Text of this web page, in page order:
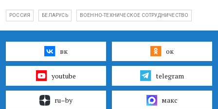
РОССИЯ БЕЛАРУСЬ ВОЕННО-ТЕХНИЧЕСКОЕ СОТРУДНИЧЕСТВО
вк ок
youtube telegram
ru–by макс